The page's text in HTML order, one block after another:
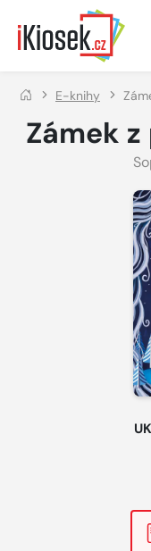
Přejít na hlavní obsah
E-knihy
Zámek